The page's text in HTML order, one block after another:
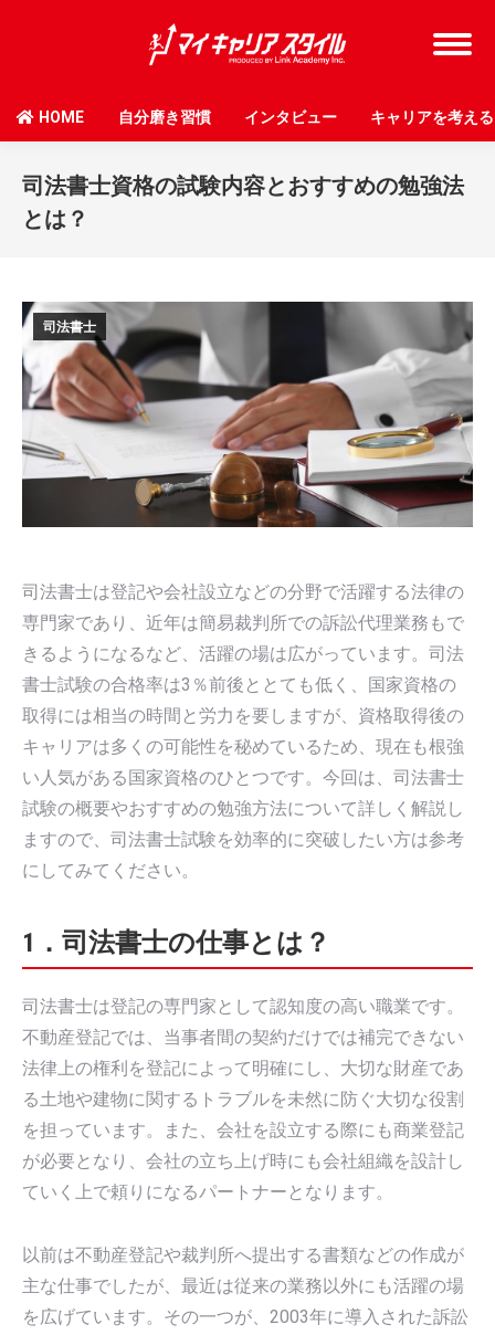
HOME 自分磨き習慣 インタビュー キャリアを考える
司法書士資格の試験内容とおすすめの勉強法
とは？
司法書士
司法書士は登記や会社設立などの分野で活躍する法律の
専門家であり、近年は簡易裁判所での訴訟代理業務もで
きるようになるなど、活躍の場は広がっています。司法
書士試験の合格率は3％前後ととても低く、国家資格の
取得には相当の時間と労力を要しますが、資格取得後の
キャリアは多くの可能性を秘めているため、現在も根強
い人気がある国家資格のひとつです。今回は、司法書士
試験の概要やおすすめの勉強方法について詳しく解説し
ますので、司法書士試験を効率的に突破したい方は参考
にしてみてください。
1．司法書士の仕事とは？
司法書士は登記の専門家として認知度の高い職業です。
不動産登記では、当事者間の契約だけでは補完できない
法律上の権利を登記によって明確にし、大切な財産であ
る土地や建物に関するトラブルを未然に防ぐ大切な役割
を担っています。また、会社を設立する際にも商業登記
が必要となり、会社の立ち上げ時にも会社組織を設計し
ていく上で頼りになるパートナーとなります。
以前は不動産登記や裁判所へ提出する書類などの作成が
主な仕事でしたが、最近は従来の業務以外にも活躍の場
を広げています。その一つが、2003年に導入された訴訟